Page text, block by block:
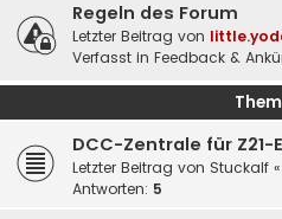
Regeln des Forum
Letzter Beitrag von
Verfasst in Feedback &
DCC-Zentrale für Z21-
Letzter Beitrag von Stuckalf «
Antworten: 5